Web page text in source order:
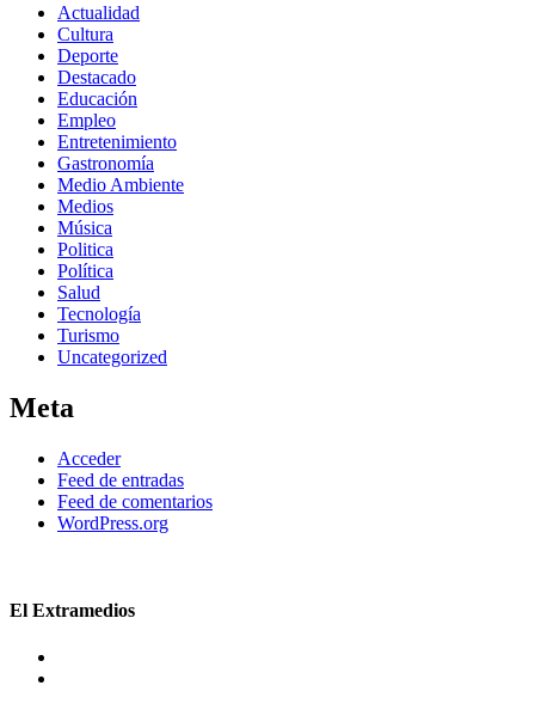
Actualidad
Cultura
Deporte
Destacado
Educación
Empleo
Entretenimiento
Gastronomía
Medio Ambiente
Medios
Música
Politica
Política
Salud
Tecnología
Turismo
Uncategorized
Meta
Acceder
Feed de entradas
Feed de comentarios
WordPress.org
El Extramedios